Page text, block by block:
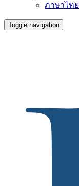
ภาษาไทย
Toggle navigation